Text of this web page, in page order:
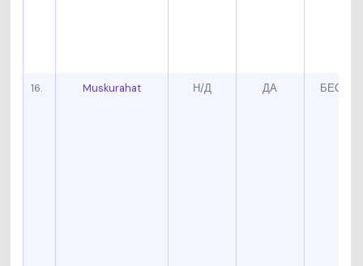
16. Muskurahat Н/Д ДА